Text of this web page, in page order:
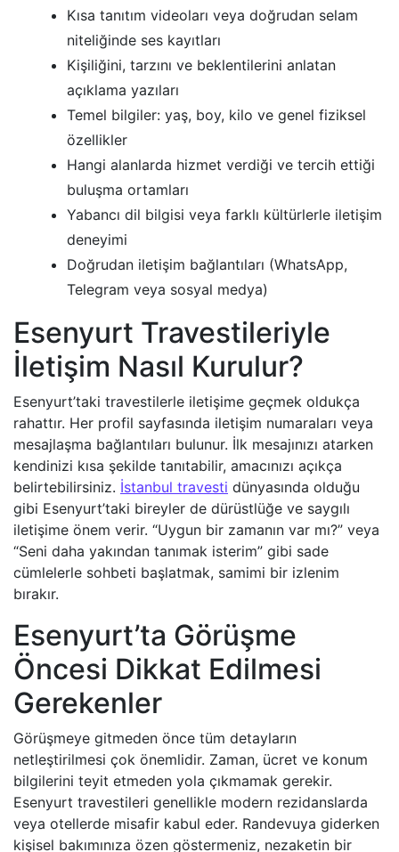
Kısa tanıtım videoları veya doğrudan selam
niteliğinde ses kayıtları
Kişiliğini, tarzını ve beklentilerini anlatan
açıklama yazıları
Temel bilgiler: yaş, boy, kilo ve genel fiziksel
özellikler
Hangi alanlarda hizmet verdiği ve tercih ettiği
buluşma ortamları
Yabancı dil bilgisi veya farklı kültürlerle iletişim
deneyimi
Doğrudan iletişim bağlantıları (WhatsApp,
Telegram veya sosyal medya)
Esenyurt Travestileriyle
İletişim Nasıl Kurulur?
Esenyurt’taki travestilerle iletişime geçmek oldukça
rahattır. Her profil sayfasında iletişim numaraları veya
mesajlaşma bağlantıları bulunur. İlk mesajınızı atarken
kendinizi kısa şekilde tanıtabilir, amacınızı açıkça
belirtebilirsiniz. İstanbul travesti dünyasında olduğu
gibi Esenyurt’taki bireyler de dürüstlüğe ve saygılı
iletişime önem verir. “Uygun bir zamanın var mı?” veya
“Seni daha yakından tanımak isterim” gibi sade
cümlelerle sohbeti başlatmak, samimi bir izlenim
bırakır.
Esenyurt’ta Görüşme
Öncesi Dikkat Edilmesi
Gerekenler
Görüşmeye gitmeden önce tüm detayların
netleştirilmesi çok önemlidir. Zaman, ücret ve konum
bilgilerini teyit etmeden yola çıkmamak gerekir.
Esenyurt travestileri genellikle modern rezidanslarda
veya otellerde misafir kabul eder. Randevuya giderken
kişisel bakımınıza özen göstermeniz, nezaketin bir